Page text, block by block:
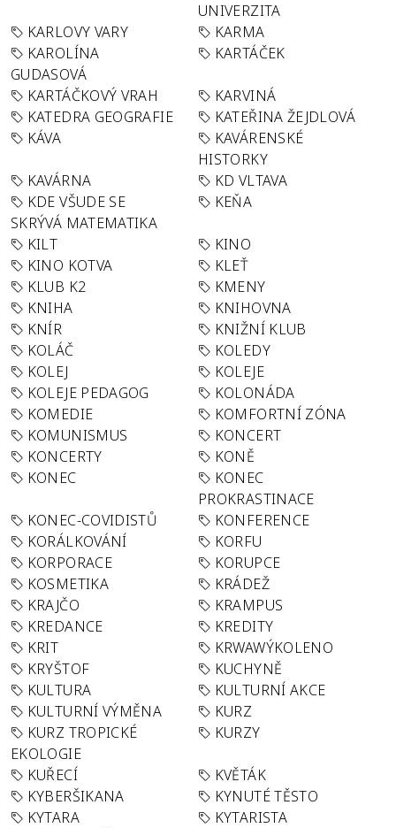
UNIVERZITA
KARLOVY VARY
KARMA
KAROLÍNA
GUDASOVÁ
KARTÁČEK
KARTÁČKOVÝ VRAH
KARVINÁ
KATEDRA GEOGRAFIE
KATEŘINA ŽEJDLOVÁ
KÁVA
KAVÁRENSKÉ
HISTORKY
KAVÁRNA
KD VLTAVA
KDE VŠUDE SE
SKRÝVÁ MATEMATIKA
KEŇA
KILT
KINO
KINO KOTVA
KLEŤ
KLUB K2
KMENY
KNIHA
KNIHOVNA
KNÍR
KNIŽNÍ KLUB
KOLÁČ
KOLEDY
KOLEJ
KOLEJE
KOLEJE PEDAGOG
KOLONÁDA
KOMEDIE
KOMFORTNÍ ZÓNA
KOMUNISMUS
KONCERT
KONCERTY
KONĚ
KONEC
KONEC
PROKRASTINACE
KONEC-COVIDISTŮ
KONFERENCE
KORÁLKOVÁNÍ
KORFU
KORPORACE
KORUPCE
KOSMETIKA
KRÁDEŽ
KRAJČO
KRAMPUS
KREDANCE
KREDITY
KRIT
KRWAWÝKOLENO
KRYŠTOF
KUCHYNĚ
KULTURA
KULTURNÍ AKCE
KULTURNÍ VÝMĚNA
KURZ
KURZ TROPICKÉ
EKOLOGIE
KURZY
KUŘECÍ
KVĚTÁK
KYBERŠIKANA
KYNUTÉ TĚSTO
KYTARA
KYTARISTA